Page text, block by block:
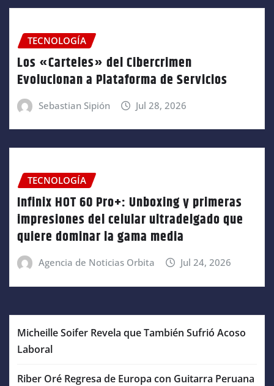
TECNOLOGÍA
Los «Carteles» del Cibercrimen
Evolucionan a Plataforma de Servicios
Sebastian Sipión Jul 28, 2026
TECNOLOGÍA
Infinix HOT 60 Pro+: Unboxing y primeras
impresiones del celular ultradelgado que
quiere dominar la gama media
Agencia de Noticias Orbita Jul 24, 2026
Micheille Soifer Revela que También Sufrió Acoso
Laboral
Riber Oré Regresa de Europa con Guitarra Peruana